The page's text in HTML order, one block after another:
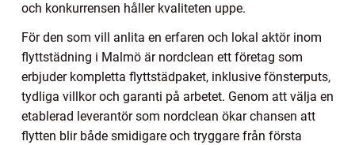
och konkurrensen håller kvaliteten uppe.
För den som vill anlita en erfaren och lokal aktör inom
flyttstädning i Malmö är nordclean ett företag som
erbjuder kompletta flyttstädpaket, inklusive fönsterputs,
tydliga villkor och garanti på arbetet. Genom att välja en
etablerad leverantör som nordclean ökar chansen att
flytten blir både smidigare och tryggare från första